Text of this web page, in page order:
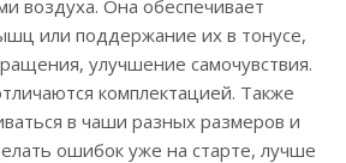
воздуха. Она обеспечивает
или поддержание их в тонусе,
улучшение самочувствия.
комплектацией. Также
в чаши разных размеров и
ошибок уже на старте, лучше